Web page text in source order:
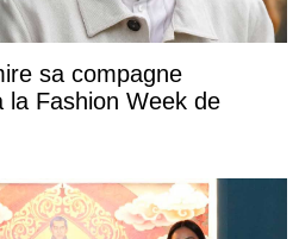
sa compagne
la Fashion Week de